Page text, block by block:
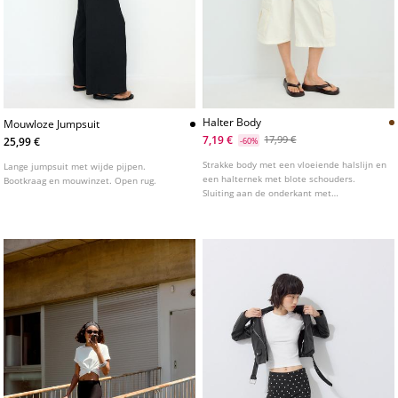
Mouwloze Jumpsuit
25,99 €
Lange jumpsuit met wijde pijpen.
Bootkraag en mouwinzet. Open rug.
Halter Body
7,19 €
-60% 17,99 €
Strakke body met een vloeiende halslijn en
een halternek met blote schouders.
Sluiting aan de onderkant met